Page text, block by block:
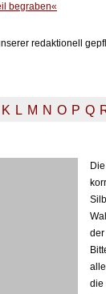
begraben«
redaktionell
K L M N O P Q
die